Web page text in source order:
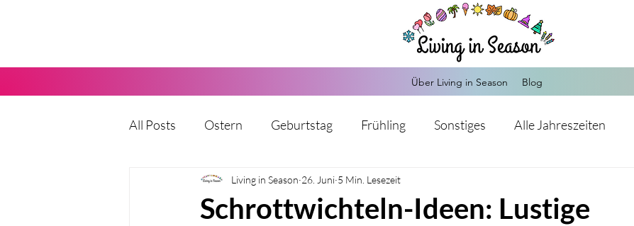
Über Living in Season Blog
All Posts Ostern Geburtstag Frühling Sonstiges Alle Jahreszeiten
Karneval Halloween Herbst Weihnachten
Schrottwichteln-Ideen: Lustige
Living in Season 26. Juni 5 Min. Lesezeit